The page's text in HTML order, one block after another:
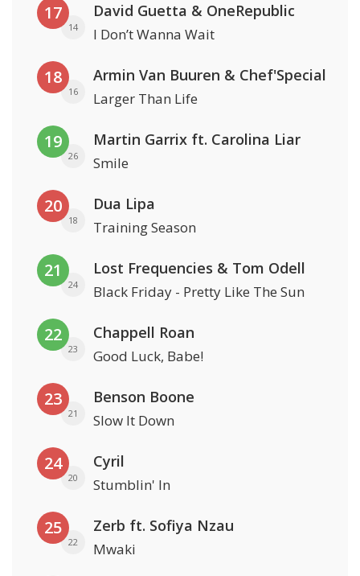
17
14
David Guetta & OneRepublic
I Don’t Wanna Wait
18
16
Armin Van Buuren & Chef'Special
Larger Than Life
19
26
Martin Garrix ft. Carolina Liar
Smile
20
18
Dua Lipa
Training Season
21
24
Lost Frequencies & Tom Odell
Black Friday - Pretty Like The Sun
22
23
Chappell Roan
Good Luck, Babe!
23
21
Benson Boone
Slow It Down
24
20
Cyril
Stumblin' In
25
22
Zerb ft. Sofiya Nzau
Mwaki